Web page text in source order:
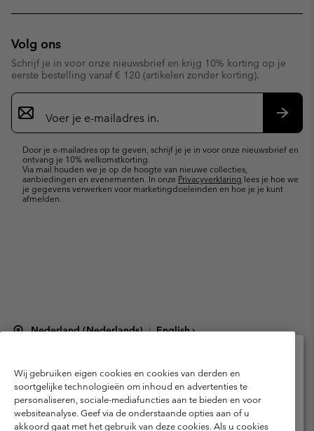
Volg ons
Schrijf je in voor onze nieuwsbrief en krijg 10% korting op je
eerste bestelling vanaf € 120 (artikelen zonder korting).
Aanmelden
voor
e-
Door je e-mailadres op te geven, schrijf je je in voor onze nieuwsbrief en
ontvang je 10% welkomstkorting.
Via mail houden we je op de hoogte van nieuwe collecties,
aanbiedingen en evenementen. In onze Privacyverklaring lees je hoe we
je gegevens verwerken voor marketingdoeleinden en hoe je je kunt
afmelden.
Nederland (Nederlands) | English ›
Gebruiksvoorwaarden
Verkoopvoorwaarden
Garantie
Privacybeleid
Gebruiksvoorwaarden voor lidmaatschap
Wij gebruiken eigen cookies en cookies van derden en
soortgelijke technologieën om inhoud en advertenties te
personaliseren, sociale-mediafuncties aan te bieden en voor
websiteanalyse. Geef via de onderstaande opties aan of u
akkoord gaat met het gebruik van deze cookies. Als u cookies
Selecteer je verzendlocatie en taal
Online shoppen beschikbaar